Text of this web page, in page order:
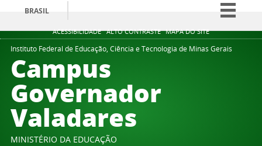
ACESSIBILIDADE ALTO CONTRASTE MAPA DO SITE
BRASIL
Simplifique!
Comunica BR
Instituto Federal de Educação, Ciência e Tecnologia de Minas Gerais
Campus
Governador
Valadares
MINISTÉRIO DA EDUCAÇÃO